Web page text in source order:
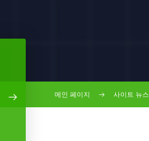
메인 페이지 사이트 뉴스